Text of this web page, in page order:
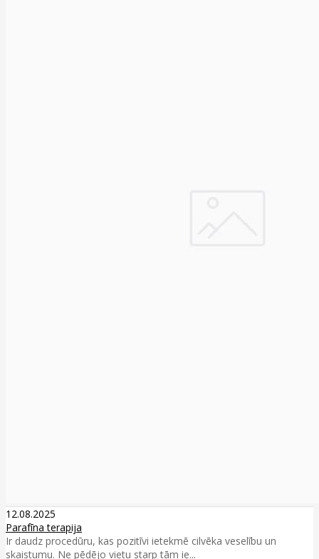
12.08.2025
Parafīna terapija
Ir daudz procedūru, kas pozitīvi ietekmē cilvēka veselību un
skaistumu. Ne pēdējo vietu starp tām ie...